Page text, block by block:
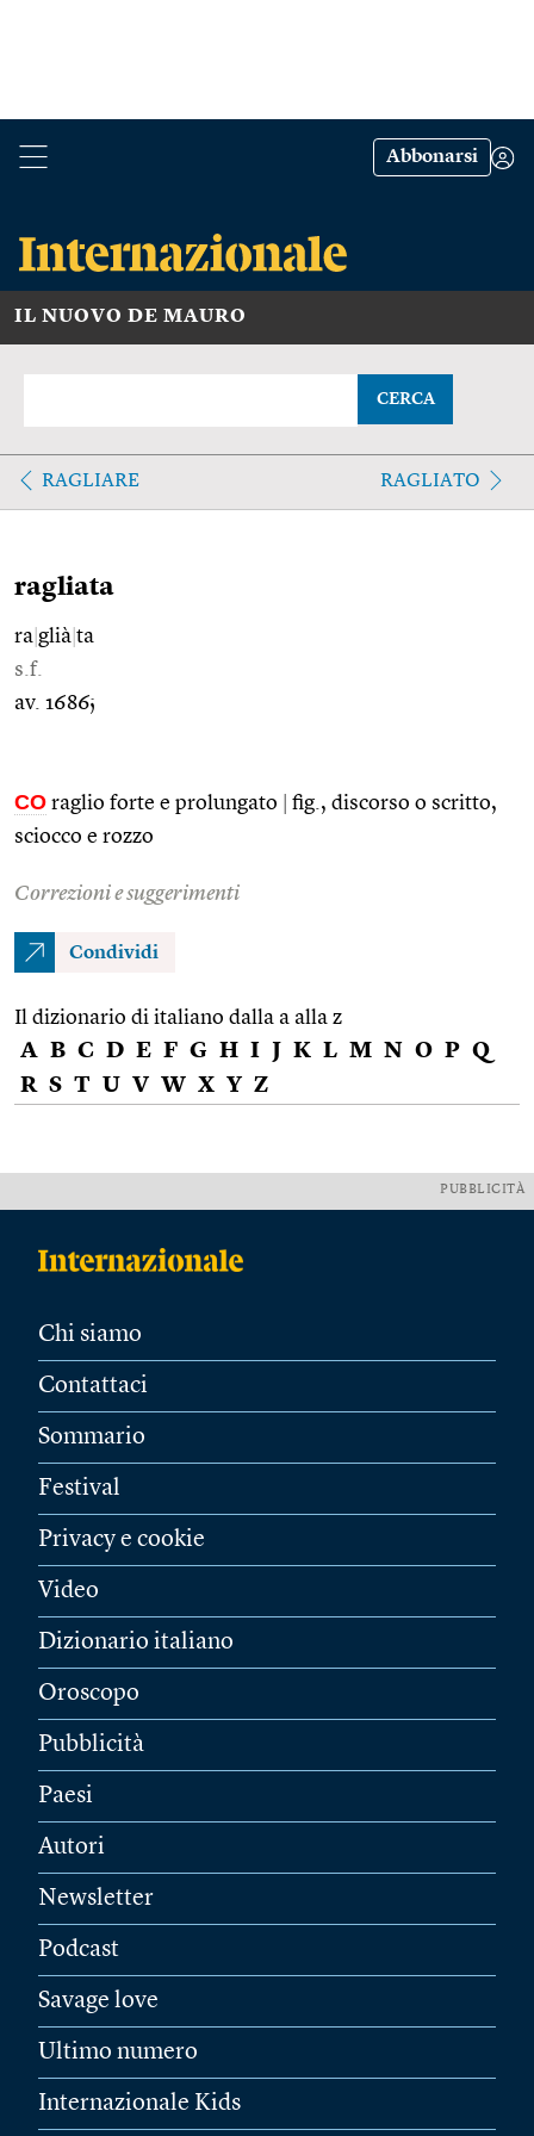
Abbonarsi
IL NUOVO DE MAURO
CERCA
RAGLIARE RAGLIATO
ragliata
ra glià ta
s.f.
av. 1686;
CO raglio forte e prolungato
fig., discorso o scritto,
sciocco e rozzo
Correzioni e suggerimenti
Condividi
Il dizionario di italiano dalla a alla z
A B C D E F G H I J K L M N O P Q
R S T U V W X Y Z
PUBBLICITÀ
Chi siamo
Contattaci
Sommario
Festival
Privacy e cookie
Video
Dizionario italiano
Oroscopo
Pubblicità
Paesi
Autori
Newsletter
Podcast
Savage love
Ultimo numero
Internazionale Kids